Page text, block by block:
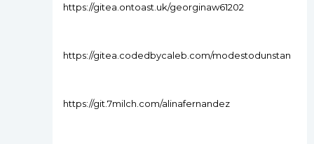
https://gitea.ontoast.uk/georginaw61202
https://gitea.codedbycaleb.com/modestodunstan
https://git.7milch.com/alinafernandez